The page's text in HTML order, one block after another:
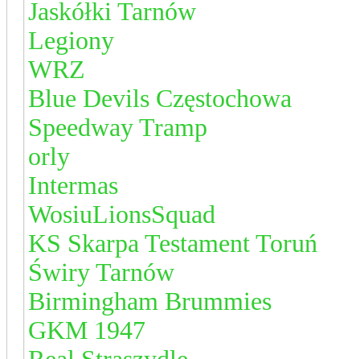
Jaskółki Tarnów
Legiony
WRZ
Blue Devils Częstochowa
Speedway Tramp
orly
Intermas
WosiuLionsSquad
KS Skarpa Testament Toruń
Świry Tarnów
Birmingham Brummies
GKM 1947